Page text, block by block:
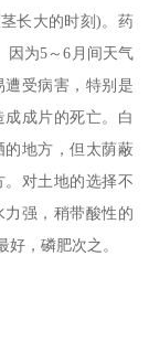
长大的时刻)。药
因为5～6月间天气
受病害，特别是
成片的死亡。白
地方，但太荫蔽
对土地的选择不
强，稍带酸性的
，磷肥次之。